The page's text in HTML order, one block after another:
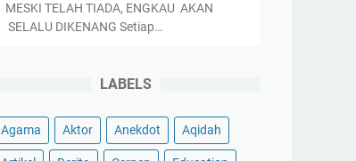
MESKI TELAH TIADA, ENGKAU AKAN
SELALU DIKENANG Setiap…
LABELS
Agama Aktor Anekdot Aqidah